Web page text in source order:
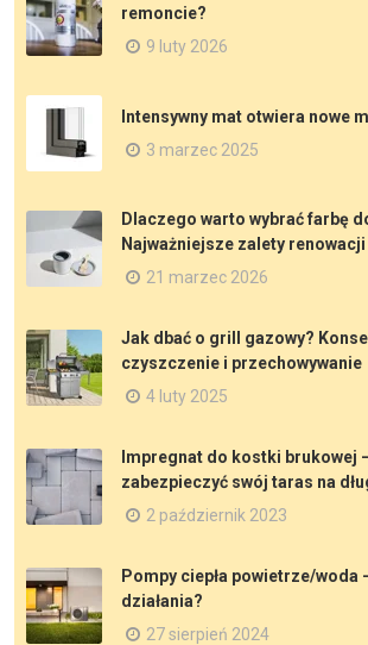
remoncie?
9 luty 2026
Intensywny mat otwiera nowe
3 marzec 2025
Dlaczego warto wybrać farbę
Najważniejsze zalety
21 marzec 2026
Jak dbać o grill gazowy?
czyszczenie i przechowywanie
4 luty 2025
Impregnat do kostki brukowej
zabezpieczyć swój taras na
2 październik 2023
Pompy ciepła powietrze/woda
działania?
27 sierpień 2024